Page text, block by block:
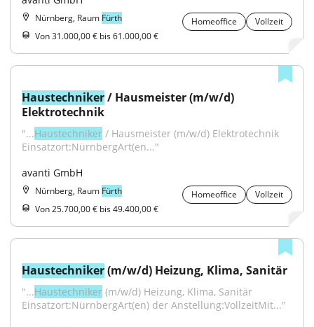
Nürnberg, Raum Fürth Homeoffice
Vollzeit
Von 31.000,00 € bis 61.000,00 €
Haustechniker / Hausmeister (m/w/d)
Elektrotechnik
"...Haustechniker / Hausmeister (m/w/d) Elektrotechnik
Einsatzort:NürnbergArt(en..."
avanti GmbH
Nürnberg, Raum Fürth Homeoffice
Vollzeit
Von 25.700,00 € bis 49.400,00 €
Haustechniker (m/w/d) Heizung, Klima, Sanitär
"...Haustechniker (m/w/d) Heizung, Klima, Sanitär
Einsatzort:NürnbergArt(en) der Anstellung:VollzeitMit..."